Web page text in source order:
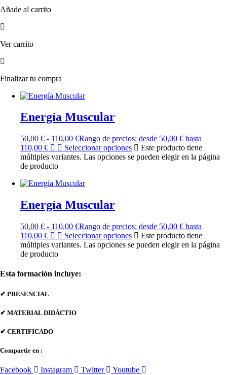
Añade al carrito
Ver carrito
Finalizar tu compra
Energía Muscular
50,00 € - 110,00 €Rango de precios: desde 50,00 € hasta
110,00 €
Seleccionar opciones
Este producto tiene
múltiples variantes. Las opciones se pueden elegir en la página
de producto
Energía Muscular
50,00 € - 110,00 €Rango de precios: desde 50,00 € hasta
110,00 €
Seleccionar opciones
Este producto tiene
múltiples variantes. Las opciones se pueden elegir en la página
de producto
Esta formación incluye:
✔ PRESENCIAL
✔ MATERIAL DIDÁCTIO
✔ CERTIFICADO
Compartir en :
Facebook Instagram Twitter Youtube